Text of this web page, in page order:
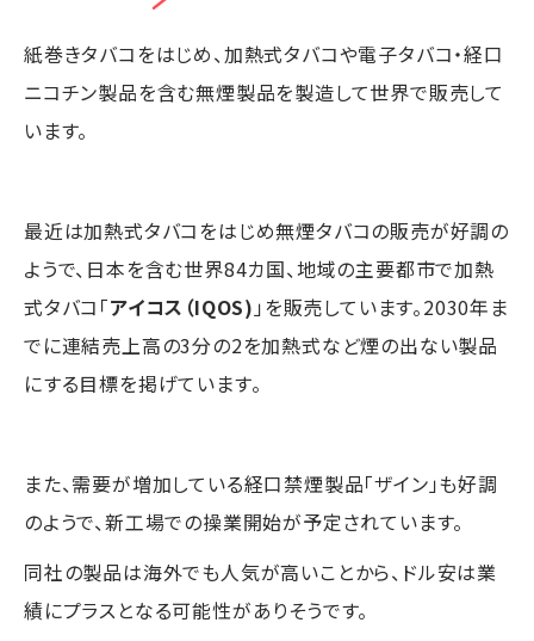
紙巻きタバコをはじめ、加熱式タバコや電子タバコ・経口
ニコチン製品を含む無煙製品を製造して世界で販売して
います。
最近は加熱式タバコをはじめ無煙タバコの販売が好調の
ようで、日本を含む世界84カ国、地域の主要都市で加熱
式タバコ「アイコス（IQOS) 」を販売しています。2030年ま
でに連結売上高の3分の2を加熱式など煙の出ない製品
にする目標を掲げています。
また、需要が増加している経口禁煙製品「ザイン」も好調
のようで、新工場での操業開始が予定されています。
同社の製品は海外でも人気が高いことから、ドル安は業
績にプラスとなる可能性がありそうです。